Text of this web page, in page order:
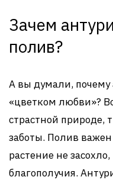
Зачем
полив?
А вы думали, почему
«цветком любви»?
страстной
заботы. Полив важен
растение не
благополучия.